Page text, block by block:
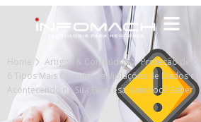
Artigos & Conteúdos Proteção de
6 Tipos Mais Comuns de Violações de Dados
Acontecendo na Sua Empresa Sem Você Saber